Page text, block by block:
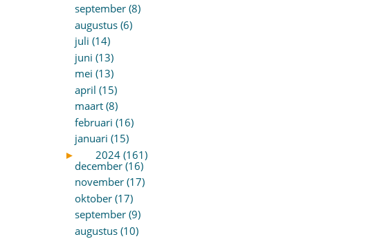
september (8)
augustus (6)
juli (14)
juni (13)
mei (13)
april (15)
maart (8)
februari (16)
januari (15)
►
2024 (161)
december (16)
november (17)
oktober (17)
september (9)
augustus (10)